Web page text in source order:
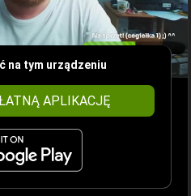
na tym urządzeniu
APLIKACJĘ